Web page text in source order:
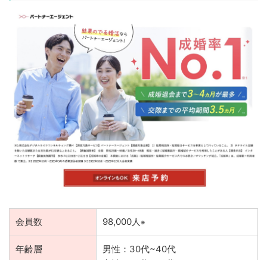
会員数 98,000人※
年齢層
男性：30代~40代